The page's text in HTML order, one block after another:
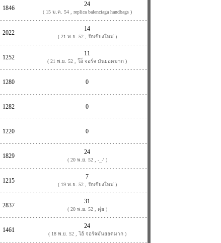
1846
24
( 15 ม.ค. 54 , replica balenciaga handbags )
2022
14
( 21 พ.ย. 52 , รักเชียงใหม่ )
1252
11
( 21 พ.ย. 52 , โอ็ จอร์จ มันยอดมาก )
1280 0
1282 0
1220 0
1829
24
( 20 พ.ย. 52 , -_-' )
1215
7
( 19 พ.ย. 52 , รักเชียงใหม่ )
2837
31
( 20 พ.ย. 52 , ตุ๋ย )
1461
24
( 18 พ.ย. 52 , โอ้ จอร์จมันยอดมาก )